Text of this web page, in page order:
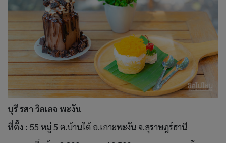
บุรี รสา วิลเลจ พะงัน
ที่ตั้ง : 55 หมู่ 5 ต.บ้านใต้ อ.เกาะพะงัน จ.สุราษฎร์ธานี